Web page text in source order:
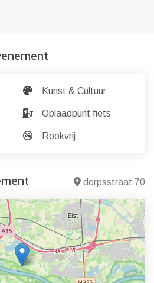
Kunst & Cultuur
Oplaadpunt fiets
Rookvrij
dorpsstraat 70